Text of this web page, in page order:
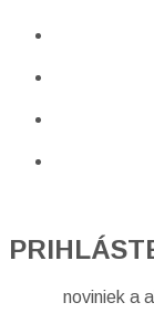
noviniek a